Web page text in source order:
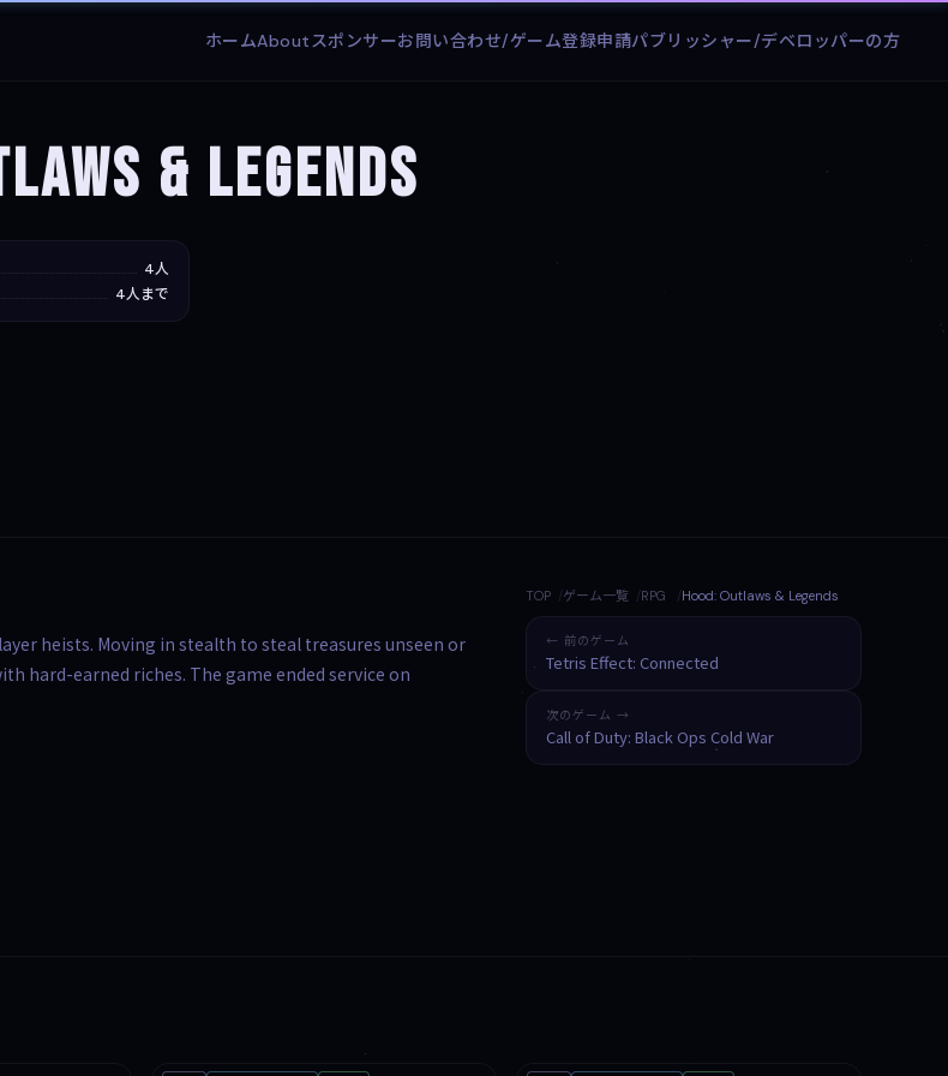
ホームAboutスポンサーお問い合わせ/ゲーム登録申請パブリッシャー/デベロッパーの方
& Legends
4人
4人まで
heists. Moving in stealth to steal treasures unseen or
hard-earned riches. The game ended service on
TOP ゲーム一覧 RPG Hood: Outlaws & Legends
← 前のゲーム
Tetris Effect: Connected
次のゲーム →
Call of Duty: Black Ops Cold War